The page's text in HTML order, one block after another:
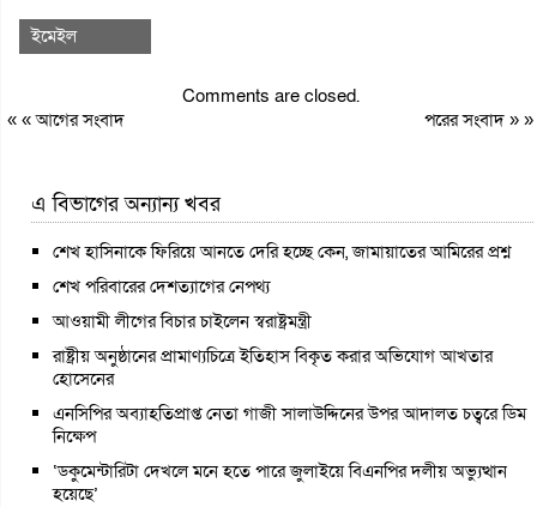
ইমেইল
Comments are closed.
« «আগের সংবাদ পরের সংবাদ» »
এ বিভাগের অন্যান্য খবর
শেখ হাসিনাকে ফিরিয়ে আনতে দেরি হচ্ছে কেন, জামায়াতের আমিরের প্রশ্ন
শেখ পরিবারের দেশত্যাগের নেপথ্য
আওয়ামী লীগের বিচার চাইলেন স্বরাষ্ট্রমন্ত্রী
রাষ্ট্রীয় অনুষ্ঠানের প্রামাণ্যচিত্রে ইতিহাস বিকৃত করার অভিযোগ আখতার
হোসেনের
এনসিপির অব্যাহতিপ্রাপ্ত নেতা গাজী সালাউদ্দিনের উপর আদালত চত্বরে ডিম
নিক্ষেপ
‘ডকুমেন্টারিটা দেখলে মনে হতে পারে জুলাইয়ে বিএনপির দলীয় অভ্যুত্থান
হয়েছে’